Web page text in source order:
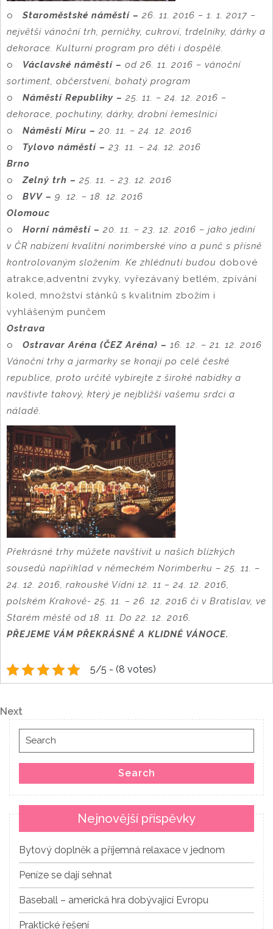
o Staroměstské náměstí – 26. 11. 2016 – 1. 1. 2017 –
největší vánoční trh, perníčky, cukroví, trdelníky, dárky a
dekorace. Kulturní program pro děti i dospělé.
o Václavské náměstí – od 26. 11. 2016 – vánoční
sortiment, občerstvení, bohatý program
o Náměstí Republiky – 25. 11. – 24. 12. 2016 –
dekorace, pochutiny, dárky, drobní řemeslníci
o Náměstí Míru – 20. 11. – 24. 12. 2016
o Tylovo náměstí – 23. 11. – 24. 12. 2016
Brno
oZelný trh – 25. 11. – 23. 12. 2016
o BVV – 9. 12. – 18. 12. 2016
Olomouc
o Horní náměstí – 20. 11. – 23. 12. 2016 – jako jediní
v ČR nabízení kvalitní norimberské víno a punč s přísně
kontrolovaným složením. Ke zhlédnutí budou dobové
atrakce,adventní zvyky, vyřezávaný betlém, zpívání
koled, množství stánků s kvalitním zbožím i
vyhlášeným punčem
Ostrava
o Ostravar Aréna (ČEZ Aréna) – 16. 12. – 21. 12. 2016
Vánoční trhy a jarmarky se konají po celé české
republice, proto určitě vybírejte z široké nabídky a
navštivte takový, který je nejbližší vašemu srdci a
náladě.
Překrásné trhy můžete navštívit u našich blízkých
sousedů například v německém Norimberku – 25. 11. –
24. 12. 2016, rakouské Vídni 12. 11 – 24. 12. 2016,
polském Krakově- 25. 11. – 26. 12. 2016 či v Bratislav, ve
Starém městě od 18. 11. Do 22. 12. 2016.
PŘEJEME VÁM PŘEKRÁSNÉ A KLIDNÉ VÁNOCE.
5/5 - (8 votes)
pro
příspěvek
Next
Post
Next
Search
for:
Search
Nejnovější příspěvky
Bytový doplněk a příjemná relaxace v jednom
Peníze se dají sehnat
Baseball – americká hra dobývající Evropu
Praktické řešení